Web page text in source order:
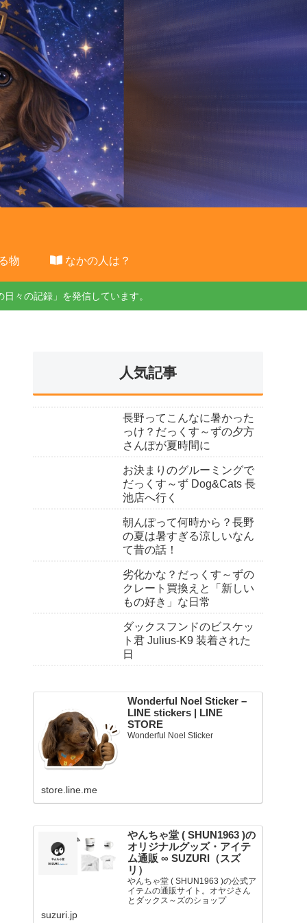
物 なかの人は？
々の記録」を発信しています。
人気記事
長野ってこんなに暑かった
っけ？だっくす～ずの夕方
さんぽが夏時間に
お決まりのグルーミングで
だっくす～ず Dog&Cats 長
池店へ行く
朝んぽって何時から？長野
の夏は暑すぎる涼しいなん
て昔の話！
劣化かな？だっくす～ずの
クレート買換えと「新しい
もの好き」な日常
ダックスフンドのビスケッ
ト君 Julius-K9 装着された
日
Wonderful Noel Sticker –
LINE stickers | LINE
STORE
Wonderful Noel Sticker
store.line.me
やんちゃ堂 ( SHUN1963 )の
オリジナルグッズ・アイテ
ム通販 ∞ SUZURI（スズ
リ）
やんちゃ堂 ( SHUN1963 )の公式ア
イテムの通販サイト。オヤジさん
とダックス～ズのショップ
suzuri.jp